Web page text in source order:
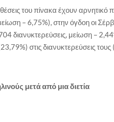
θέσεις του πίνακα έχουν
– 6,75%), στην όγδοη οι
διανυκτερεύσεις, μείωση –
στις διανυκτερεύσεις
μετά από μια διετία